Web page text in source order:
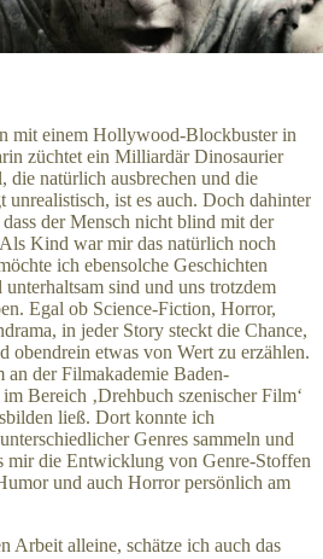
mit einem Hollywood-Blockbuster in
züchtet ein Milliardär Dinosaurier
die natürlich ausbrechen und die
unrealistisch, ist es auch. Doch dahinter
der Mensch nicht blind mit der
Kind war mir das natürlich noch
ich ebensolche Geschichten
sind und uns trotzdem
Egal ob Science-Fiction, Horror,
in jeder Story steckt die Chance,
obendrein etwas von Wert zu erzählen.
an der Filmakademie Baden-
Bereich ‚Drehbuch szenischer Film‘
ließ. Dort konnte ich
Genres sammeln und
mir die Entwicklung von Genre-Stoffen
und auch Horror persönlich am
Arbeit alleine, schätze ich auch das